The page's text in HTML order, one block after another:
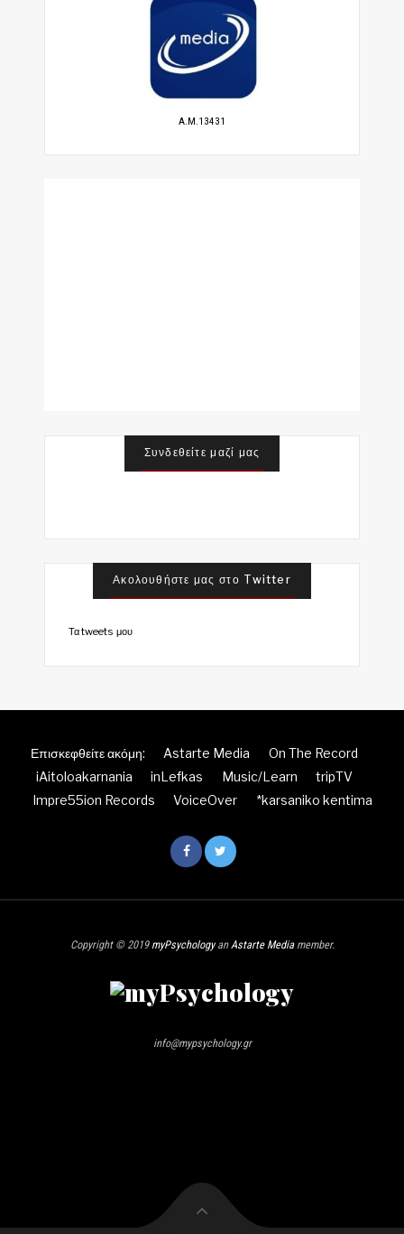
A.M.13431
Συνδεθείτε μαζί μας
Ακολουθήστε μας στο Twitter
Τα tweets μου
Επισκεφθείτε ακόμη: Astarte Media
On The Record
iAitoloakarnania
inLefkas Music/Learn
tripTV
Impre55ion Records
VoiceOver *karsaniko kentima
Copyright © 2019 myPsychologyanAstarte Mediamember.
info@mypsychology.gr